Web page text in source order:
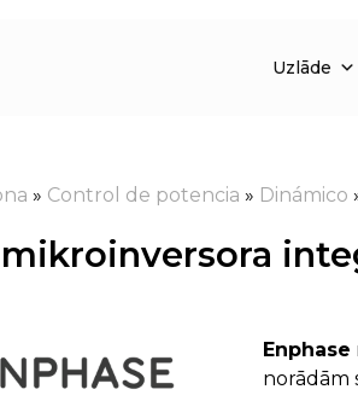
Uzlāde
» Control de potencia » Dinámico
Enphase
norādām